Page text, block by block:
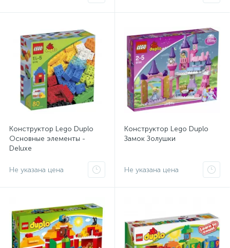
Конструктор Lego Duplo
Основные элементы -
Deluxe
Не указана цена
Конструктор Lego Duplo
Замок Золушки
Не указана цена